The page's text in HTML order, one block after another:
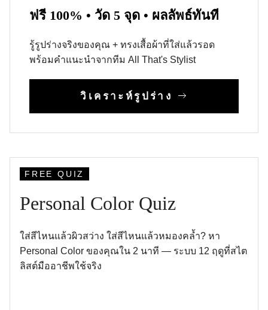
ฟรี 100% • วัด 5 จุด • ผลลัพธ์ทันที
รู้รูปร่างจริงของคุณ + ทรงเสื้อผ้าที่ใส่แล้วรอด
พร้อมคำแนะนำจากทีม All That's Stylist
วิเคราะห์รูปร่าง
FREE QUIZ
Personal Color Quiz
ใส่สีไหนแล้วผิวสว่าง ใส่สีไหนแล้วหมองคล้ำ? หา
Personal Color ของคุณใน 2 นาที — ระบบ 12 ฤดูที่สไต
ลิสต์มืออาชีพใช้จริง